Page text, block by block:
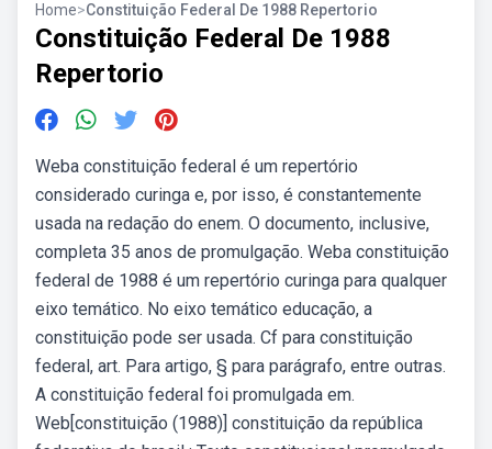
Home>Constituição Federal De 1988 Repertorio
Constituição Federal De 1988
Repertorio
Weba constituição federal é um repertório
considerado curinga e, por isso, é constantemente
usada na redação do enem. O documento, inclusive,
completa 35 anos de promulgação. Weba constituição
federal de 1988 é um repertório curinga para qualquer
eixo temático. No eixo temático educação, a
constituição pode ser usada. Cf para constituição
federal, art. Para artigo, § para parágrafo, entre outras.
A constituição federal foi promulgada em.
Web[constituição (1988)] constituição da república